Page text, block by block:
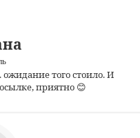
ожидание того стоило. И
приятно 😊